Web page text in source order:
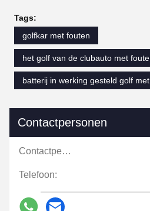
Tags:
golfkar met fouten
het golf van de clubauto met
batterij in werking gesteld golf
Contactpersonen
Contactpersonen:
Telefoon: